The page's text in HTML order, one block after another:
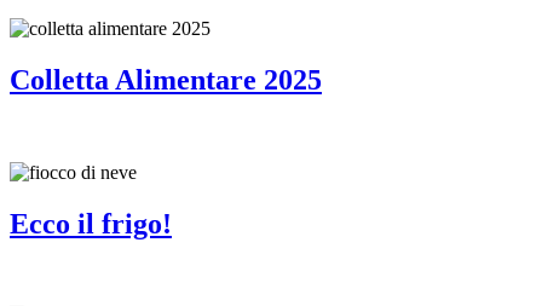
Colletta Alimentare 2025
Ecco il frigo!